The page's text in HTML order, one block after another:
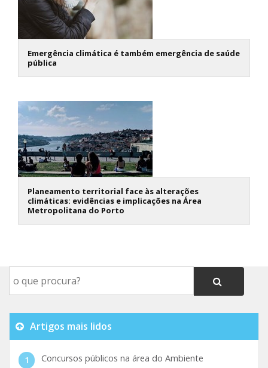
Emergência climática é também emergência de saúde
pública
Planeamento territorial face às alterações
climáticas: evidências e implicações na Área
Metropolitana do Porto
Artigos mais lidos
Concursos públicos na área do Ambiente